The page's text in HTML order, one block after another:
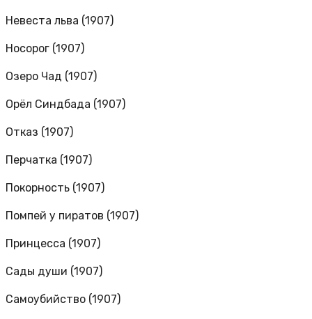
Невеста льва (1907)
Носорог (1907)
Озеро Чад (1907)
Орёл Синдбада (1907)
Отказ (1907)
Перчатка (1907)
Покорность (1907)
Помпей у пиратов (1907)
Принцесса (1907)
Сады души (1907)
Самоубийство (1907)